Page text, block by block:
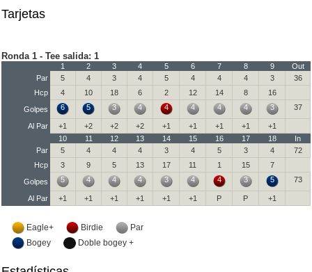
Tarjetas
Ronda 1 - Tee salida: 1
1 2 3 4 5 6 7 8 9
Out
Par
5 4 3 4 5 4 4 4 3
36
Hcp
4 10 18 6 2 12 14 8
16
Golpes
6 5 3 4 4 4 4 4 3 37
Al Par +1 +2 +2 +2 +1 +1 +1 +1
+1
10
11 12 13 14 15 16 17 18
In
Par
5 4 4 4 3 4 5 3 4
72
Hcp
3 9 5 13 17 11 1 15
7
Golpes
5 4 4 4 3 4 4 3 5 73
Al Par +1 +1 +1 +1 +1 +1 P P +1
Eagle+ Birdie
Par
Bogey
Doble bogey +